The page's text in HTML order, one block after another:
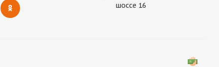
шоссе 16